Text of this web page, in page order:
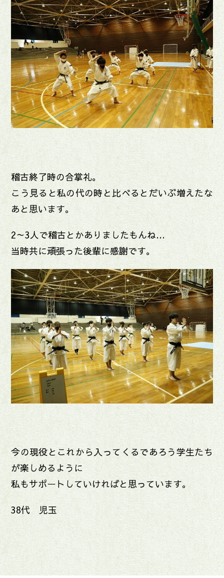
稽古終了時の合掌礼。
こう見ると私の代の時と比べるとだいぶ増えたな
あと思います。
2～3人で稽古とかありましたもんね…
当時共に頑張った後輩に感謝です。
今の現役とこれから入ってくるであろう学生たち
が楽しめるように
私もサポートしていければと思っています。
38代 児玉